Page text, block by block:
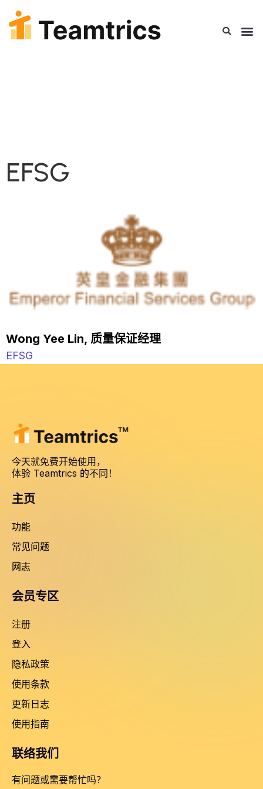
EFSG
Wong Yee Lin, 质量保证经理
EFSG
今天就免费开始使用，
体验 Teamtrics 的不同！
主页
功能
常见问题
网志
会员专区
注册
登入
隐私政策
使用条款
更新日志
使用指南
联络我们
有问题或需要帮忙吗？